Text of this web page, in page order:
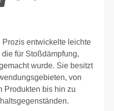
entwickelte leichte
für Stoßdämpfung,
wurde. Sie besitzt
von
Produkten bis hin zu